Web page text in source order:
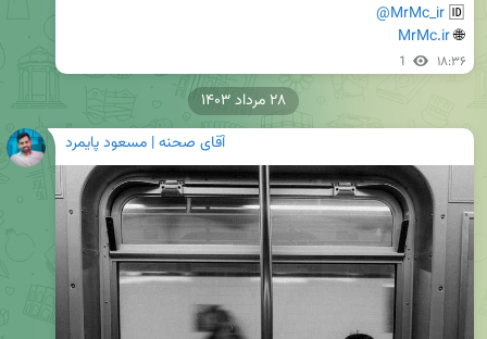
🆔
@MrMc_ir
🌐
MrMc.ir
1 ۱۸:۳۶
آقای صحنه | مسعود پایمرد
۲۸ مرداد ۱۴۰۳